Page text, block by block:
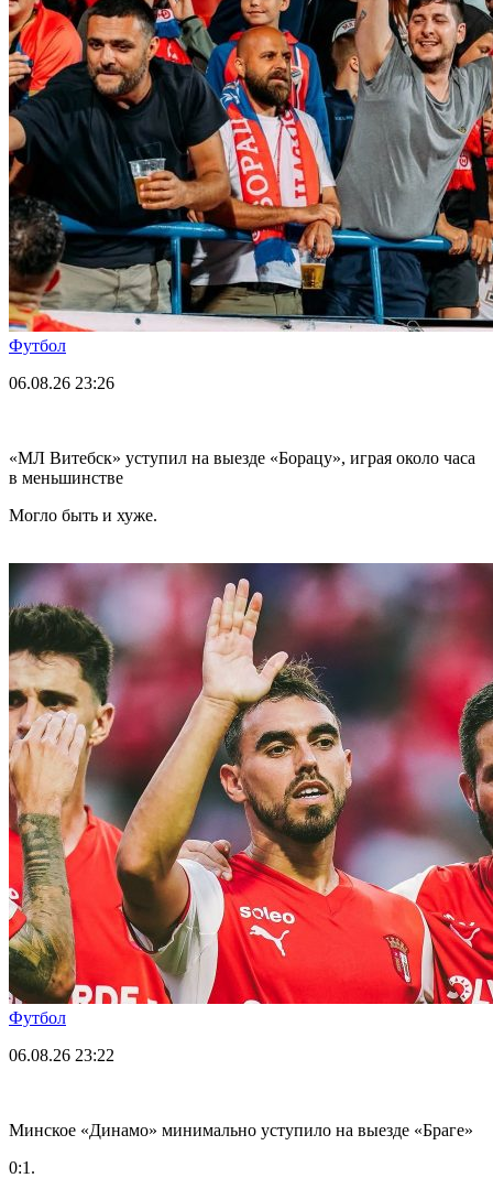
Футбол
06.08.26 23:26
«МЛ Витебск» уступил на выезде «Борацу», играя около часа
в меньшинстве
Могло быть и хуже.
Футбол
06.08.26 23:22
Минское «Динамо» минимально уступило на выезде «Браге»
0:1.